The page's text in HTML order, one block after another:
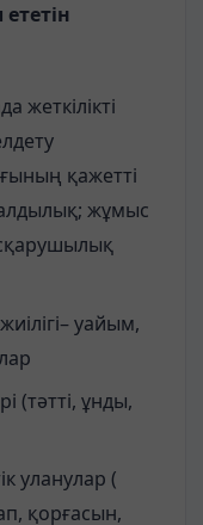
жеткілікті
қажетті
жұмыс
уайым,
(тәтті, ұнды,
уланулар (
қорғасын,